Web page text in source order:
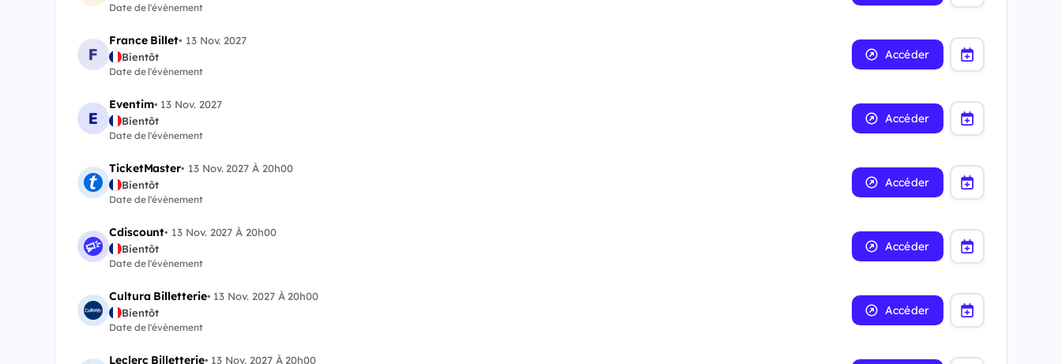
Date de l'évènement
France Billet• 13 Nov. 2027
Bientôt
Date de l'évènement
Accéder
Eventim• 13 Nov. 2027
Bientôt
Date de l'évènement
Accéder
TicketMaster• 13 Nov. 2027 À 20h00
Bientôt
Date de l'évènement
Accéder
Cdiscount• 13 Nov. 2027 À 20h00
Bientôt
Date de l'évènement
Accéder
Cultura Billetterie• 13 Nov. 2027 À 20h00
Bientôt
Date de l'évènement
Accéder
Leclerc Billetterie• 13 Nov. 2027 À 20h00